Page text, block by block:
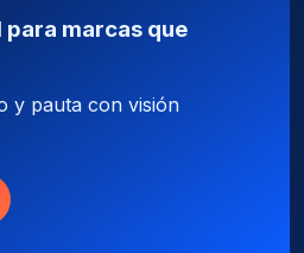
marcas que
y pauta con visión